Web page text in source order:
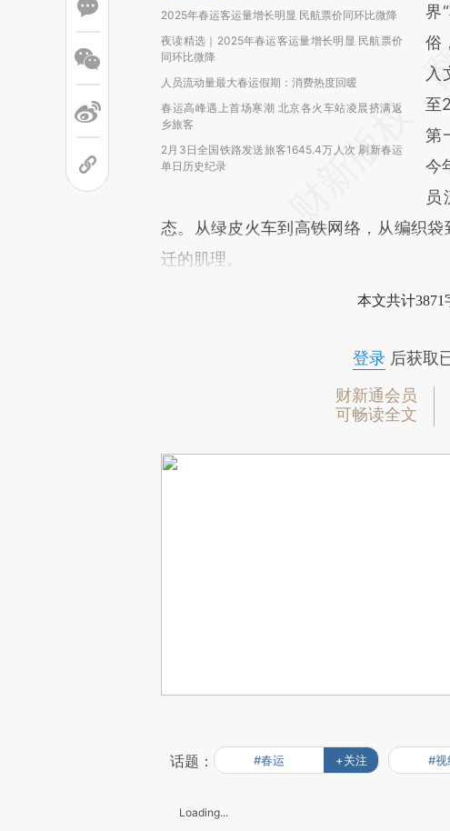
2025年春运客运量增长明显 民航票价同环比微降
夜读精选｜2025年春运客运量增长明显 民航票价
同环比微降
人员流动量最大春运假期：消费热度回暖
春运高峰遇上首场寒潮 北京各火车站凌晨挤满返
乡旅客
2月3日全国铁路发送旅客1645.4万人次 刷新春运
单日历史纪录
而
财
比
界
俗
入
至
第
今
员
态。从绿皮火车到高铁网络，从编织
迁的肌理。
本文共计
登录后获取
财新通会员
可畅读全文
话题： #春运 +关注 #视
Loading...